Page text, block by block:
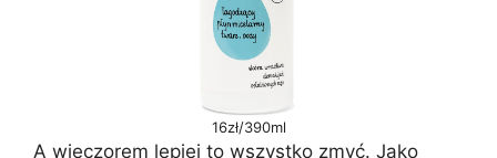
16zł/390ml
A wieczorem lepiej to wszystko zmyć. Jako